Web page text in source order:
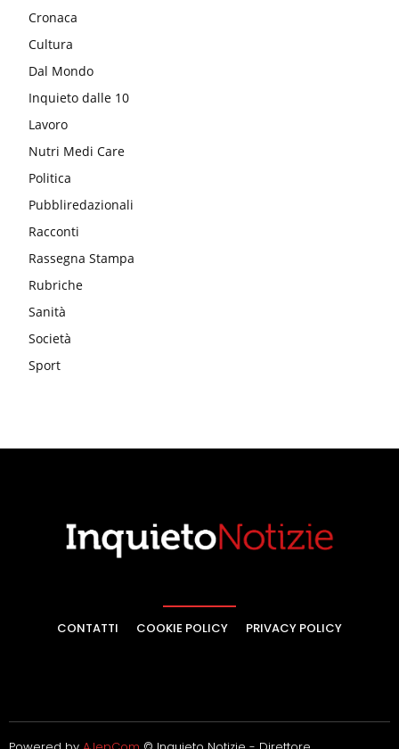
Cronaca
Cultura
Dal Mondo
Inquieto dalle 10
Lavoro
Nutri Medi Care
Politica
Pubbliredazionali
Racconti
Rassegna Stampa
Rubriche
Sanità
Società
Sport
CONTATTI COOKIE POLICY PRIVACY POLICY